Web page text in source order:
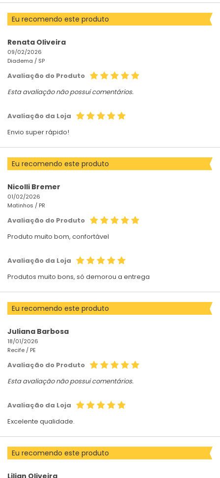
Eu recomendo este produto
Renata Oliveira
09/02/2026
Diadema / SP
Avaliação do Produto
Esta avaliação não possui comentários.
Avaliação da Loja
Envio super rápido!
Eu recomendo este produto
Nicolli Bremer
01/02/2026
Matinhos / PR
Avaliação do Produto
Produto muito bom, confortável
Avaliação da Loja
Produtos muito bons, só demorou a entrega
Eu recomendo este produto
Juliana Barbosa
18/01/2026
Recife / PE
Avaliação do Produto
Esta avaliação não possui comentários.
Avaliação da Loja
Excelente qualidade.
Eu recomendo este produto